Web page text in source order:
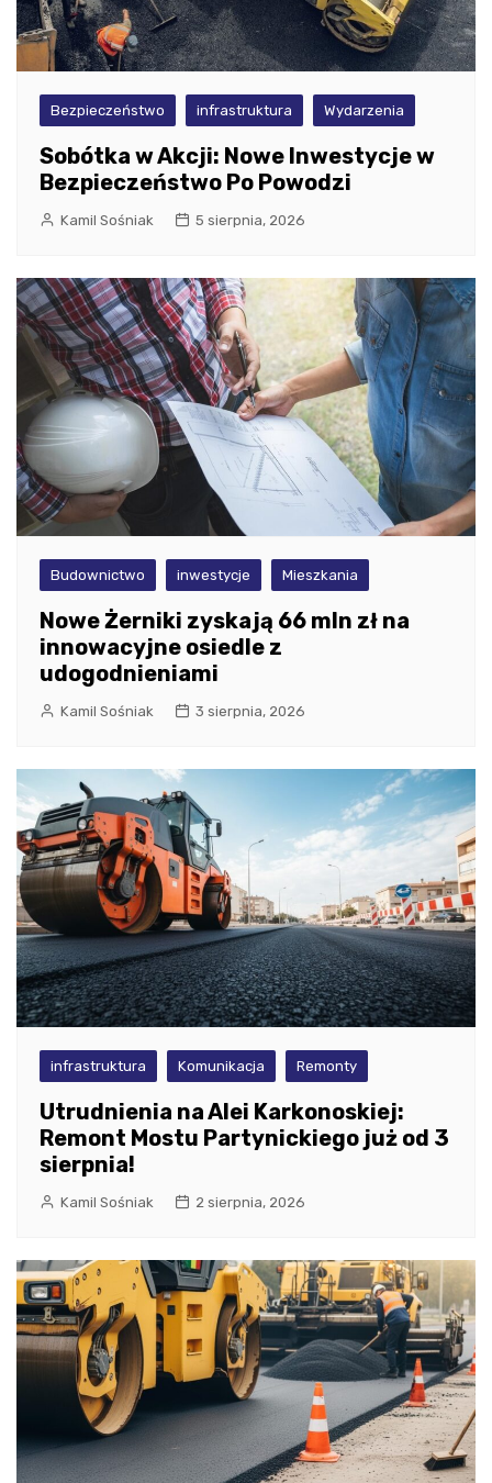
Bezpieczeństwo infrastruktura Wydarzenia
Sobótka w Akcji: Nowe Inwestycje w
Bezpieczeństwo Po Powodzi
Kamil Sośniak 5 sierpnia, 2026
Budownictwo inwestycje Mieszkania
Nowe Żerniki zyskają 66 mln zł na
innowacyjne osiedle z
udogodnieniami
Kamil Sośniak 3 sierpnia, 2026
infrastruktura Komunikacja Remonty
Utrudnienia na Alei Karkonoskiej:
Remont Mostu Partynickiego już od 3
sierpnia!
Kamil Sośniak 2 sierpnia, 2026